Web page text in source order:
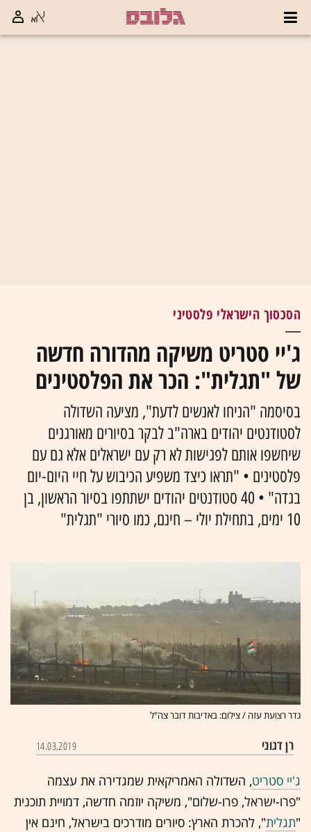
הסכסוך הישראלי פלסטיני
ג'יי סטריט משיקה מהדורה חדשה
של "תגלית": הכר את הפלסטינים
בסיסמה "הניחו לאנשים לדעת", מציעה השדולה
לסטודנטים יהודים בארה"ב לבקר בסיורים מאורגנים
שיחשפו אותם לפגישות לא רק עם ישראלים אלא גם עם
פלסטינים • "תראו כיצד משפיע הכיבוש על חיי היום-יום
בגדה" • 40 סטודנטים יהודים ישתתפו בסיור הראשון, בן
10 ימים, בתחילת יולי – חינם, כמו סיורי "תגלית"
גדר רצועת עזה / צילום: באדיבות דובר צה"ל
רן דגוני 14.03.2019
ג'יי סטריט, השדולה האמריקאית שמגדירה את עצמה
"פרו-ישראל, פרו-שלום", משיקה יוזמה חדשה, דמויית תוכנית
"תגלית", להכרת הארץ: סיורים מודרכים בישראל, חינם אין